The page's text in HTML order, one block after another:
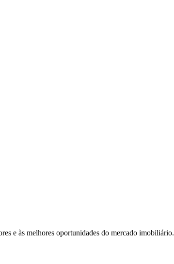
e às melhores oportunidades do mercado imobiliário.